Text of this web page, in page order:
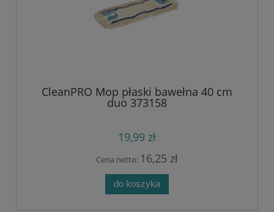
CleanPRO Mop płaski bawełna 40 cm
duo 373158
19,99 zł
Cena netto: 16,25 zł
do koszyka